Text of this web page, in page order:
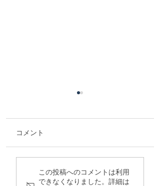
にこにこルームにて新
しい運動教室がスター
コメント
この投稿へのコメントは利用
できなくなりました。詳細は